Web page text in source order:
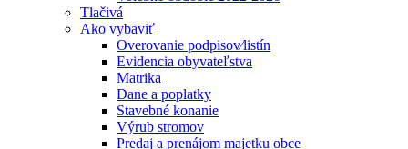
Tlačivá
Ako vybaviť
Overovanie podpisov⁄listín
Evidencia obyvateľstva
Matrika
Dane a poplatky
Stavebné konanie
Výrub stromov
Predaj a prenájom majetku obce